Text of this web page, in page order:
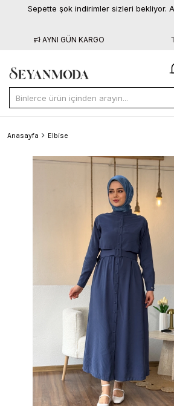
Sepette şok indirimler sizleri bekliyor. Acele
AYNI GÜN KARGO
Anasayfa Elbise